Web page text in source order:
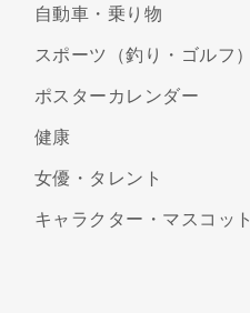
自動車・乗り物
スポーツ（釣り・ゴルフ）
ポスターカレンダー
健康
女優・タレント
キャラクター・マスコット